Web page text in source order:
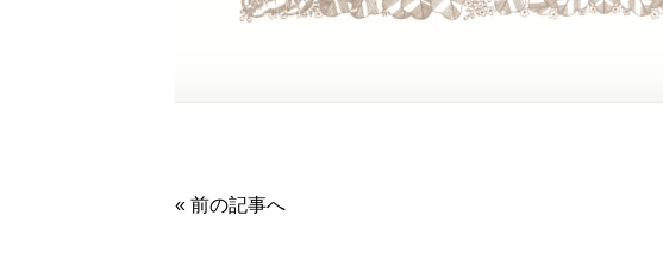
« 前の記事へ